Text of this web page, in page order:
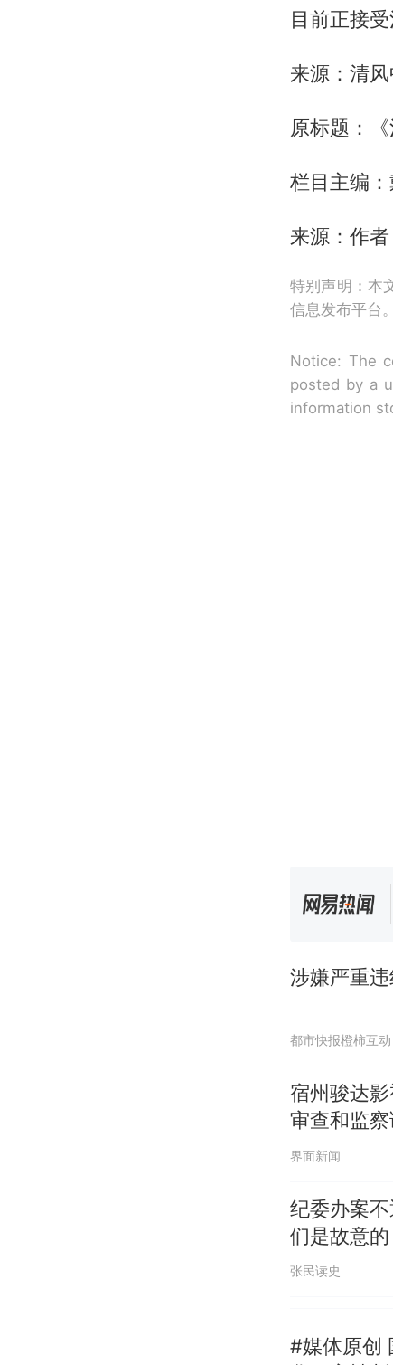
目前正接
来源：清
原标题：
栏目主编
来源：作
特别声明：本
信息发布平台。
Notice: The
posted by a
information
涉嫌严重
都市快报橙柿互动
宿州骏达
审查和监
界面新闻
纪委办案
们是故意的
张民读史
#媒体原创